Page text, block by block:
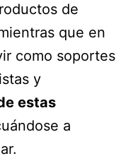
de
que en
como soportes
y
estas
a